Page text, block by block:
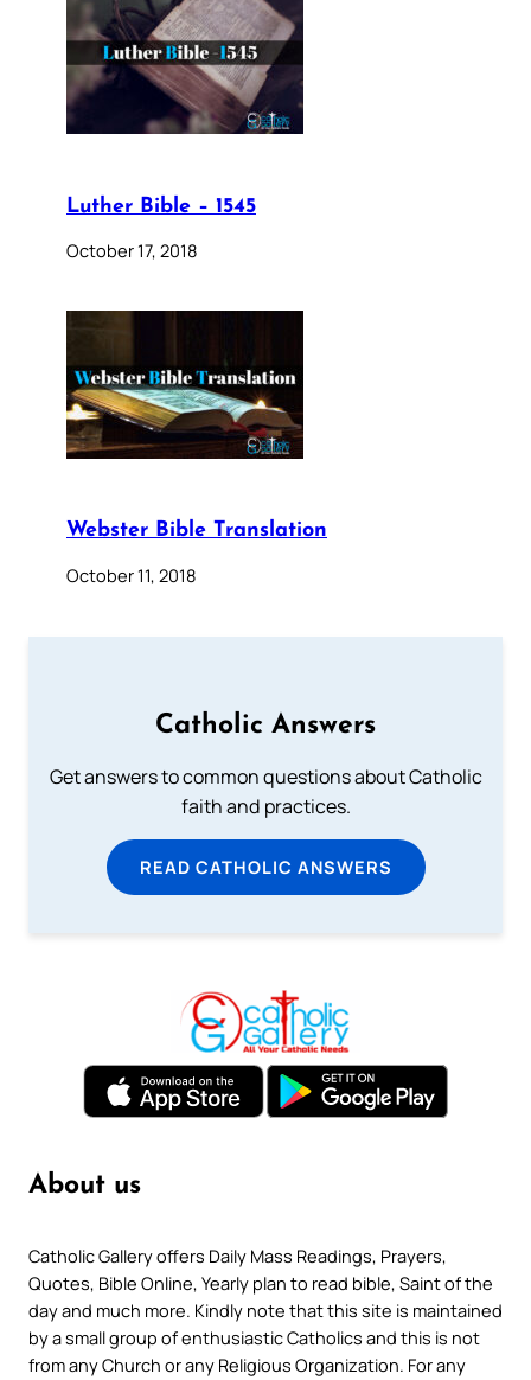
Luther Bible – 1545
October 17, 2018
Webster Bible Translation
October 11, 2018
Catholic Answers
Get answers to common questions about Catholic
faith and practices.
READ CATHOLIC ANSWERS
About us
Catholic Gallery offers Daily Mass Readings, Prayers,
Quotes, Bible Online, Yearly plan to read bible, Saint of the
day and much more. Kindly note that this site is maintained
by a small group of enthusiastic Catholics and this is not
from any Church or any Religious Organization. For any